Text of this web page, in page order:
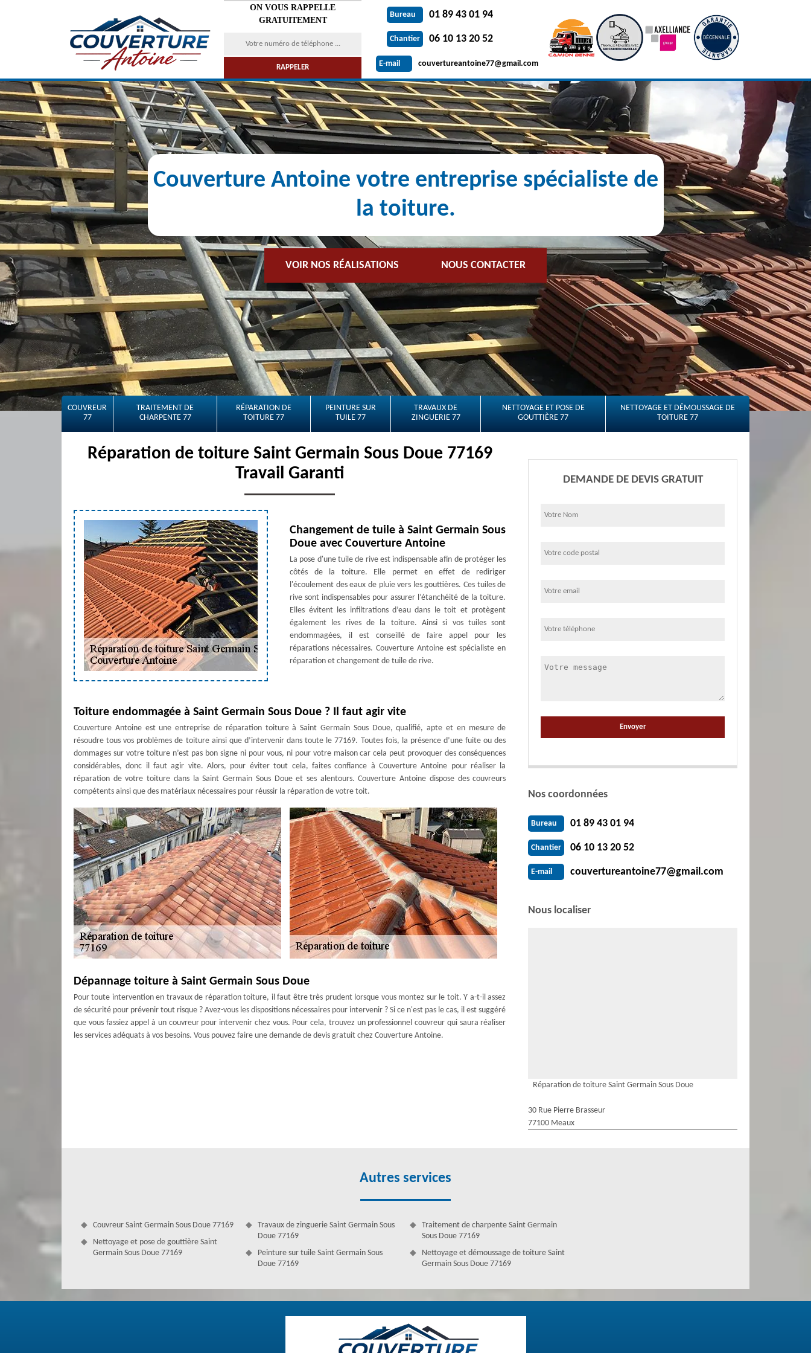
ON VOUS RAPPELLE
GRATUITEMENT
Bureau 01 89 43 01 94
Chantier 06 10 13 20 52
E-mail couvertureantoine77@gmail.com
Couverture Antoine votre entreprise spécialiste de
la toiture.
VOIR NOS RÉALISATIONS NOUS CONTACTER
COUVREUR
77
TRAITEMENT DE
CHARPENTE 77
RÉPARATION DE
TOITURE 77
PEINTURE SUR
TUILE 77
TRAVAUX DE
ZINGUERIE 77
NETTOYAGE ET POSE DE
GOUTTIÈRE 77
NETTOYAGE ET DÉMOUSSAGE DE
TOITURE 77
Réparation de toiture Saint Germain Sous Doue 77169
Travail Garanti
Changement de tuile à Saint Germain Sous
Doue avec Couverture Antoine
La pose d'une tuile de rive est indispensable afin de protéger les
côtés de la toiture. Elle permet en effet de rediriger
l'écoulement des eaux de pluie vers les gouttières. Ces tuiles de
rive sont indispensables pour assurer l’étanchéité de la toiture.
Elles évitent les infiltrations d’eau dans le toit et protègent
également les rives de la toiture. Ainsi si vos tuiles sont
endommagées, il est conseillé de faire appel pour les
réparations nécessaires. Couverture Antoine est spécialiste en
réparation et changement de tuile de rive.
Toiture endommagée à Saint Germain Sous Doue ? Il faut agir vite
Couverture Antoine est une entreprise de réparation toiture à Saint Germain Sous Doue, qualifié, apte et en mesure de
résoudre tous vos problèmes de toiture ainsi que d’intervenir dans toute le 77169. Toutes fois, la présence d’une fuite ou des
dommages sur votre toiture n’est pas bon signe ni pour vous, ni pour votre maison car cela peut provoquer des conséquences
considérables, donc il faut agir vite. Alors, pour éviter tout cela, faites confiance à Couverture Antoine pour réaliser la
réparation de votre toiture dans la Saint Germain Sous Doue et ses alentours. Couverture Antoine dispose des couvreurs
compétents ainsi que des matériaux nécessaires pour réussir la réparation de votre toit.
Dépannage toiture à Saint Germain Sous Doue
Pour toute intervention en travaux de réparation toiture, il faut être très prudent lorsque vous montez sur le toit. Y a-t-il assez
de sécurité pour prévenir tout risque ? Avez-vous les dispositions nécessaires pour intervenir ? Si ce n'est pas le cas, il est suggéré
que vous fassiez appel à un couvreur pour intervenir chez vous. Pour cela, trouvez un professionnel couvreur qui saura réaliser
les services adéquats à vos besoins. Vous pouvez faire une demande de devis gratuit chez Couverture Antoine.
Réparation fuite de toit à Saint Germain Sous Doue avec Couverture Antoine
Chez Couverture Antoine, nous assurons un service de qualité en réparation de votre toit. S’il y a une fuite dans votre toit,
laissez-nous intervenir pour les réparations. Disposant de nombreuses expériences dans la réparation de toit, nous sommes
aguerris pour toute situation que nous fassions fasse en dommage de toit. Si le toit fuit, cela veut dire que des tuiles peuvent en
DEMANDE DE DEVIS GRATUIT
Nos coordonnées
Bureau 01 89 43 01 94
Chantier 06 10 13 20 52
E-mail couvertureantoine77@gmail.com
Nous localiser
Réparation de toiture Saint Germain Sous Doue
30 Rue Pierre Brasseur
77100 Meaux
Autres services
Couvreur Saint Germain Sous Doue 77169
Nettoyage et pose de gouttière Saint
Germain Sous Doue 77169
Travaux de zinguerie Saint Germain Sous
Doue 77169
Peinture sur tuile Saint Germain Sous
Doue 77169
Traitement de charpente Saint Germain
Sous Doue 77169
Nettoyage et démoussage de toiture Saint
Germain Sous Doue 77169